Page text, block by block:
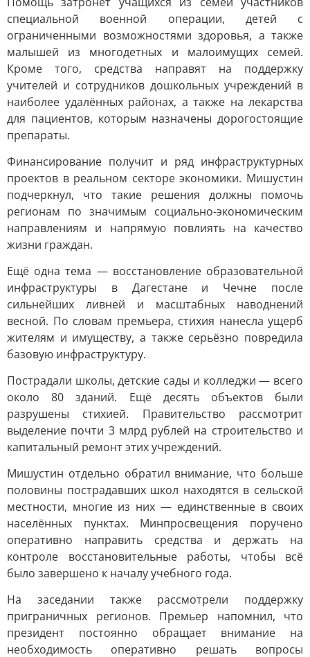
специальной военной операции, детей с
ограниченными возможностями здоровья, а также
малышей из многодетных и малоимущих семей.
Кроме того, средства направят на поддержку
учителей и сотрудников дошкольных учреждений в
наиболее удалённых районах, а также на лекарства
для пациентов, которым назначены дорогостоящие
препараты.
Финансирование получит и ряд инфраструктурных
проектов в реальном секторе экономики. Мишустин
подчеркнул, что такие решения должны помочь
регионам по значимым социально-экономическим
направлениям и напрямую повлиять на качество
жизни граждан.
Ещё одна тема — восстановление образовательной
инфраструктуры в Дагестане и Чечне после
сильнейших ливней и масштабных наводнений
весной. По словам премьера, стихия нанесла ущерб
жителям и имуществу, а также серьёзно повредила
базовую инфраструктуру.
Пострадали школы, детские сады и колледжи — всего
около 80 зданий. Ещё десять объектов были
разрушены стихией. Правительство рассмотрит
выделение почти 3 млрд рублей на строительство и
капитальный ремонт этих учреждений.
Мишустин отдельно обратил внимание, что больше
половины пострадавших школ находятся в сельской
местности, многие из них — единственные в своих
населённых пунктах. Минпросвещения поручено
оперативно направить средства и держать на
контроле восстановительные работы, чтобы всё
было завершено к началу учебного года.
На заседании также рассмотрели поддержку
приграничных регионов. Премьер напомнил, что
президент постоянно обращает внимание на
необходимость оперативно решать вопросы